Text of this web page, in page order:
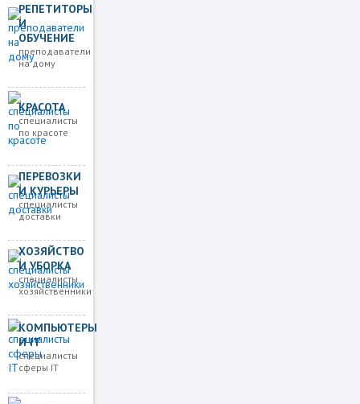
РЕПЕТИТОРЫ
И
ОБУЧЕНИЕ
преподаватели
на дому
КРАСОТА
специалисты
по красоте
ПЕРЕВОЗКИ
И КУРЬЕРЫ
специалисты
доставки
ХОЗЯЙСТВО
И УБОРКА
специалисты
хозяйственники
КОМПЬЮТЕРЫ
И IT
специалисты
сферы IT